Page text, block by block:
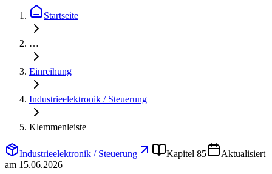
Startseite
…
Einreihung
Industrieelektronik / Steuerung
Klemmenleiste
Industrieelektronik / Steuerung Kapitel 85
Aktualisiert
am 15.06.2026